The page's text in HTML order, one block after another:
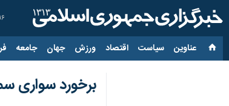
۱۶ مرداد ۱۴۰۵
عناوین‌ سیاست اقتصاد ورزش جهان جامعه
برخورد سواری سمند با